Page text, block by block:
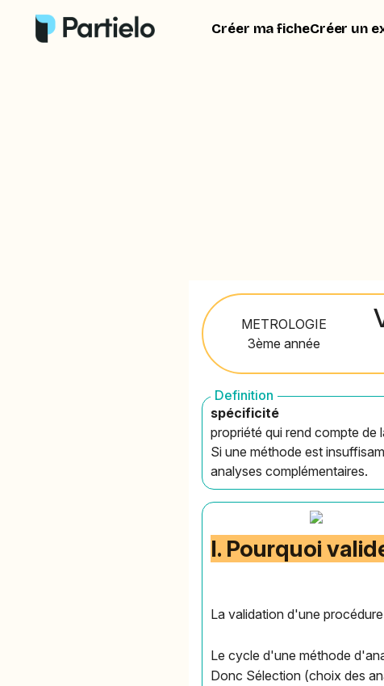
Créer ma ficheCréer un
METROLOGIE
3ème année
Definition
spécificité
propriété qui rend compte de
Si une méthode est
analyses complémentaires.
I. Pourquoi
La validation d'une
Le cycle d'une méthode
Donc Sélection (choix des